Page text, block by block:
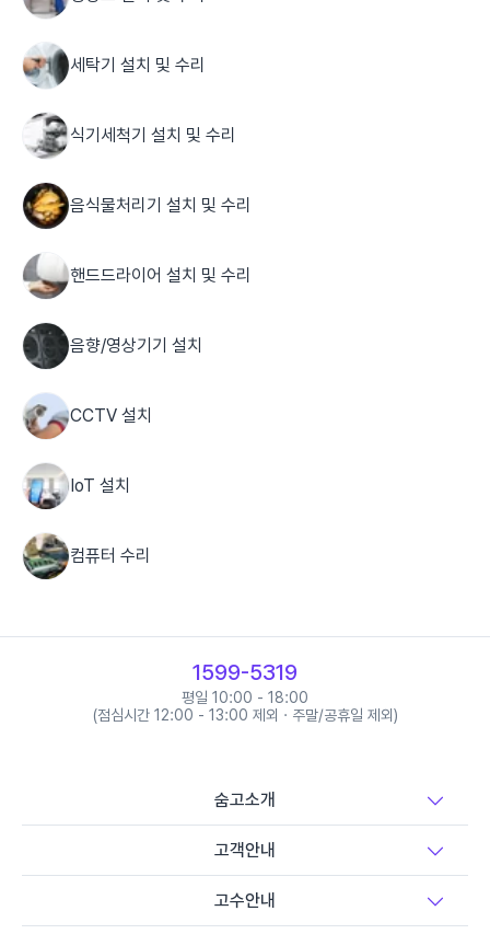
세탁기 설치 및 수리
식기세척기 설치 및 수리
음식물처리기 설치 및 수리
핸드드라이어 설치 및 수리
음향/영상기기 설치
CCTV 설치
IoT 설치
컴퓨터 수리
휴대폰/태블릿/스마트기기 수리
1599-5319
평일 10:00 - 18:00
(점심시간 12:00 - 13:00 제외 · 주말/공휴일 제외)
숨고소개
고객안내
고수안내